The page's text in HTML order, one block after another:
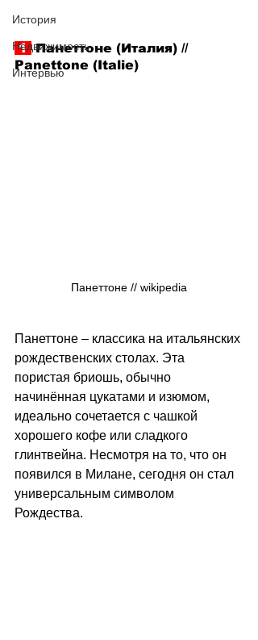
История
Недвижимость
Интервью
1 Панеттоне (Италия) //
Panettone (Italie)
Панеттоне // wikipedia
Панеттоне – классика на итальянских
рождественских столах. Эта
пористая бриошь, обычно
начинённая цукатами и изюмом,
идеально сочетается с чашкой
хорошего кофе или сладкого
глинтвейна. Несмотря на то, что он
появился в Милане, сегодня он стал
универсальным символом
Рождества.